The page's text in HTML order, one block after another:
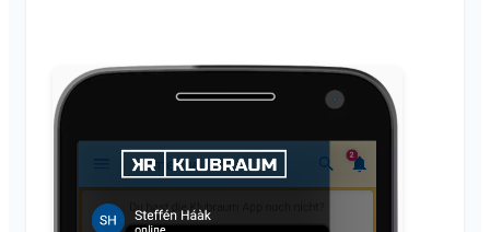
Tilladelser
Flere administratorer
Gensend invitationer
Medlemsliste
Understøttede browsere
Anvendelsesområder
Ofte stillede spørgsmål